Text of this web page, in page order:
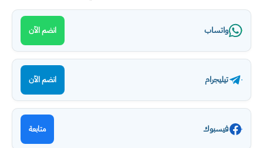
واتساب انضم الآن
تيليجرام انضم الآن
فيسبوك متابعة